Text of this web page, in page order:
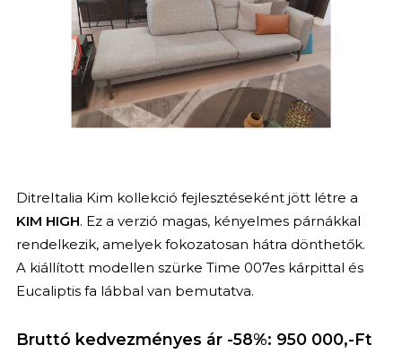
DitreItalia Kim kollekció fejlesztéseként jött létre a
KIM HIGH. Ez a verzió magas, kényelmes párnákkal
rendelkezik, amelyek fokozatosan hátra dönthetők.
A kiállított modellen szürke Time 007es kárpittal és
Eucaliptis fa lábbal van bemutatva.
Bruttó kedvezményes ár -58%: 950 000,-Ft